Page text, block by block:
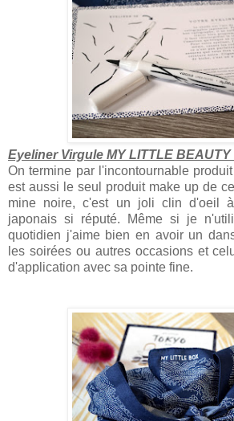
Eyeliner Virgule MY LITTLE BEAUTY
On termine par l'incontournable
est aussi le seul produit make up de
mine noire, c'est un joli clin d'oeil
japonais si réputé. Même si je
quotidien j'aime bien en avoir un
les soirées ou autres occasions et
d'application avec sa pointe fine.